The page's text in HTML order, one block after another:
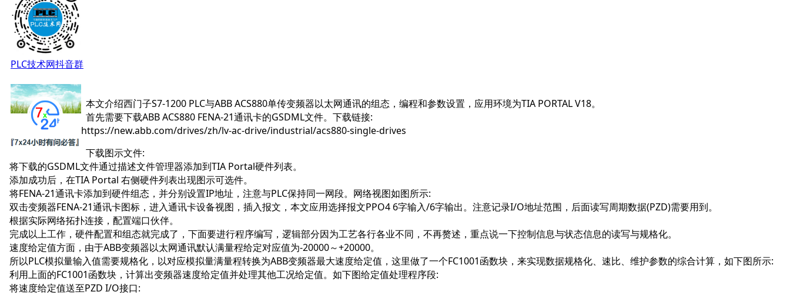
PLC技术网抖音群
本文介绍西门子S7-1200 PLC与ABB ACS880单传变频器以太网通讯的组态，编程和参数设置，应用环境为TIA PORTAL V18。
首先需要下载ABB ACS880 FENA-21通讯卡的GSDML文件。下载链接:
https://new.abb.com/drives/zh/lv-ac-drive/industrial/acs880-single-drives
下载图示文件:
将下载的GSDML文件通过描述文件管理器添加到TIA Portal硬件列表。
添加成功后，在TIA Portal 右侧硬件列表出现图示可选件。
将FENA-21通讯卡添加到硬件组态，并分别设置IP地址，注意与PLC保持同一网段。 网络视图如图所示:
双击变频器FENA-21通讯卡图标，进入通讯卡设备视图 ，插入报文，本文应用选择报文PPO4 6字输入/6字输出。注意记录I/O地址范围，后面读写周期数据(PZD)需要用到。
根据实际网络拓扑连接，配置端口伙伴。
完成以上工作，硬件配置和组态就完成了，下面要进行程序编写，逻辑部分因为工艺各行各业不同，不再赘述，重点说一下控制信息与状态信息的读写与规格化。
速度给定值方面 ，由于ABB变频器以太网通讯默认满量程给定对应值为-20000～+20000。
所以PLC模拟量输入值需要规格化，以对应模拟量满量程转换为ABB变频器最大速度给定值，这里做了一个FC1001函数块，来实现数据规格化、速比、维护参数的综合计算，如下图所示:
利用上面的FC1001函数块，计算出变频器速度给定值并处理其他工况给定值。如下图给定值处理程序段:
将速度给定值送至PZD I/O接口: